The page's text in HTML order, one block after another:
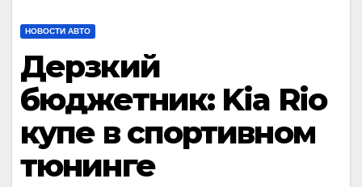
НОВОСТИ АВТО
Дерзкий
бюджетник: Kia Rio
купе в спортивном
тюнинге